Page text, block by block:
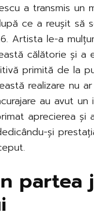
a transmis un
ce a reușit să
Artista le-a
călătorie și a
primită de la
realizare nu
au avut un
aprecierea
și
partea